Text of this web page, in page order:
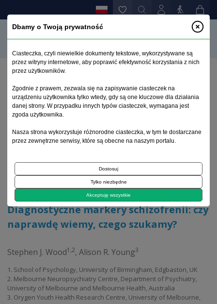
Diagnostyczne markery schizofrenii: czy naprawdę
wiemy, czego szukamy?
Archiwum 1992–2014
2011, tom 20, zeszyt 3
Komentarze - Forum World Psychiatry
Diagnostyczne markery schizofrenii: czy
naprawdę wiemy, czego szukamy?
Stephen J. Wood1,2, Alison R. Young3
1. School of Psychology, University of Birmingham, Edgbaston, UK
2. Melbourne Neuropsychiatry Centre, Department of Psychiatry,
University of Melbourne and Melbourne Health, Australia
3. Orygen Youth Health Research Centre, University of Melbourne,
Dbamy o Twoją prywatność
Ciasteczka, czyli niewielkie dokumenty tekstowe, wykorzystywane są
przez witryny internetowe, aby poprawić efektywność korzystania z nich
przez użytkowników.
Zgodnie z prawem, zezwala się na zapisywanie ciasteczek na
urządzeniu użytkownika tylko wtedy, gdy są one kluczowe dla działania
danej strony. W przypadku innych typów ciasteczek, wymagana jest
zgoda użytkownika.
Nasza strona wykorzystuje różnorodne ciasteczka, w tym te dostarczane
przez zewnętrzne serwisy, które są obecne na naszym portalu.
Dostosuj
Tylko niezbędne
Akceptuję wszystkie